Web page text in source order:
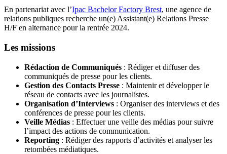
En partenariat avec l’Ipac Bachelor Factory Brest, une agence de
relations publiques recherche un(e) Assistant(e) Relations Presse
H/F en alternance pour la rentrée 2024.
Les missions
Rédaction de Communiqués : Rédiger et diffuser des
communiqués de presse pour les clients.
Gestion des Contacts Presse : Maintenir et développer le
réseau de contacts avec les journalistes.
Organisation d’Interviews : Organiser des interviews et des
conférences de presse pour les clients.
Veille Médias : Effectuer une veille des médias pour suivre
l’impact des actions de communication.
Reporting : Rédiger des rapports d’activités et analyser les
retombées médiatiques.